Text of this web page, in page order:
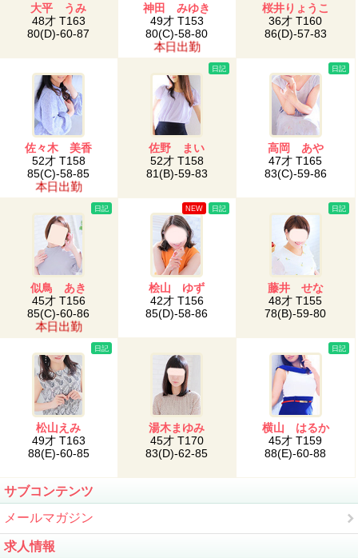
大平 うみ
48才 T163
80(D)-60-87
神田 みゆき
49才 T153
80(C)-58-80
本日出勤
桜井りょうこ
36才 T160
86(D)-57-83
佐々木 美香
52才 T158
85(C)-58-85
本日出勤
佐野 まい
52才 T158
81(B)-59-83
日記
高岡 あや
47才 T165
83(C)-59-86
日記
似鳥 あき
45才 T156
85(C)-60-86
本日出勤
日記
桧山 ゆず
42才 T156
85(D)-58-86
NEW 日記
藤井 せな
48才 T155
78(B)-59-80
日記
松山えみ
49才 T163
88(E)-60-85
日記
湯木まゆみ
45才 T170
83(D)-62-85
横山 はるか
45才 T159
88(E)-60-88
日記
サブコンテンツ
メールマガジン
求人情報